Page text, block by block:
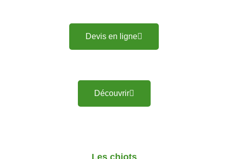
Devis en ligne
Découvrir
Les chiots